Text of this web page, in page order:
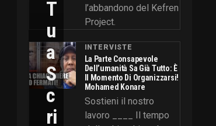
l’abbandono del Kefren
Project.
INTERVISTE
La Parte Consapevole
Dell’umanità Sa Già Tutto: È
Il Momento Di Organizzarsi!
Mohamed Konare
Sostieni il nostro
lavoro ____ Il tempo
T
U
A
S
C
Ri